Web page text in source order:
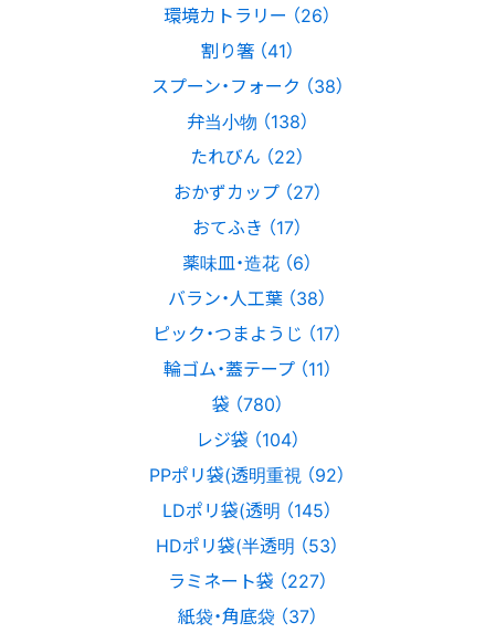
環境カトラリー （26）
割り箸 （41）
スプーン・フォーク （38）
弁当小物 （138）
たれびん （22）
おかずカップ （27）
おてふき （17）
薬味皿・造花 （6）
バラン・人工葉 （38）
ピック・つまようじ （17）
輪ゴム・蓋テープ （11）
袋 （780）
レジ袋 （104）
PPポリ袋(透明重視 （92）
LDポリ袋(透明 （145）
HDポリ袋(半透明 （53）
ラミネート袋 （227）
紙袋・角底袋 （37）